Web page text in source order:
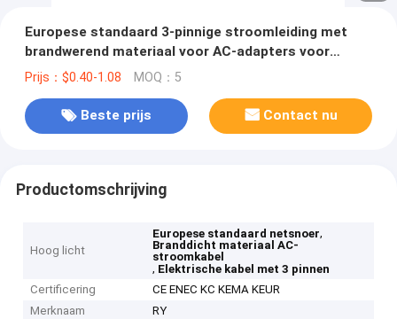
Europese standaard 3-pinnige stroomleiding met
brandwerend materiaal voor AC-adapters voor
laptops en pc's
Prijs：$0.40-1.08 MOQ：5
Beste prijs Contact nu
Productomschrijving
Hoog licht
Europese standaard netsnoer,
Branddicht materiaal AC-
stroomkabel
, Elektrische kabel met 3 pinnen
Certificering
CE ENEC KC KEMA KEUR
Merknaam
RY